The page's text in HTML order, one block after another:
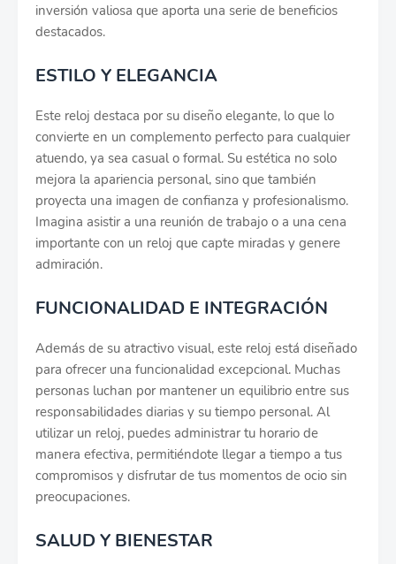
inversión valiosa que aporta una serie de beneficios
destacados.
ESTILO Y ELEGANCIA
Este reloj destaca por su diseño elegante, lo que lo
convierte en un complemento perfecto para cualquier
atuendo, ya sea casual o formal. Su estética no solo
mejora la apariencia personal, sino que también
proyecta una imagen de confianza y profesionalismo.
Imagina asistir a una reunión de trabajo o a una cena
importante con un reloj que capte miradas y genere
admiración.
FUNCIONALIDAD E INTEGRACIÓN
Además de su atractivo visual, este reloj está diseñado
para ofrecer una funcionalidad excepcional. Muchas
personas luchan por mantener un equilibrio entre sus
responsabilidades diarias y su tiempo personal. Al
utilizar un reloj, puedes administrar tu horario de
manera efectiva, permitiéndote llegar a tiempo a tus
compromisos y disfrutar de tus momentos de ocio sin
preocupaciones.
SALUD Y BIENESTAR